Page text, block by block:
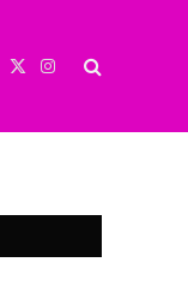
X
Instagram